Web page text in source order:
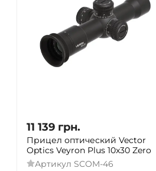
11 139 грн.
Прицел оптический Vector
Optics Veyron Plus 10x30 Zero
Артикул SCOM-46